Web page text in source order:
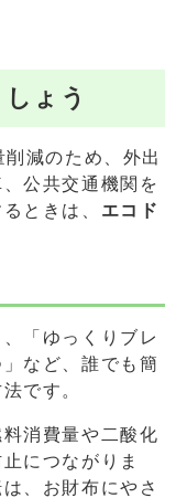
ょう
減のため、外出
公共交通機関を
ときは、 エコド
「ゆっくりブレ
など、誰でも簡
です。
消費量や二酸化
につながりま
、お財布にやさ